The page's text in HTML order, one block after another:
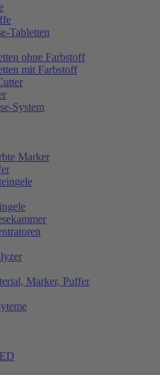
Tabletten
ohne Farbstoff
mit Farbstoff
System
Marker
Marker, Puffer